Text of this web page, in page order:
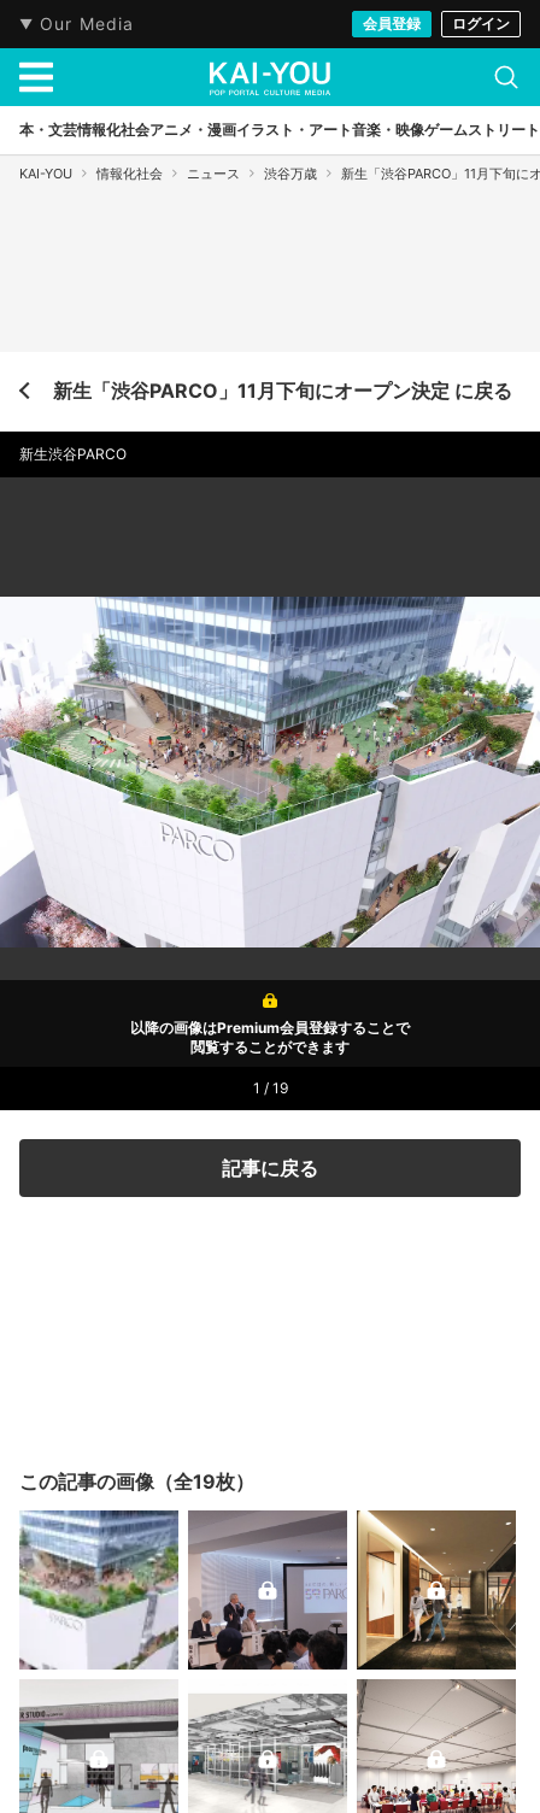
Our Media 会員登録 ログイン
本・文芸情報化社会アニメ・漫画イラスト・アート音楽・映像ゲームストリート
KAI-YOU 情報化社会 ニュース 渋谷万歳 新生「渋谷PARCO」11月下旬に
新生「渋谷PARCO」11月下旬にオープン決定 に戻る
新生渋谷PARCO
以降の画像はPremium会員登録することで
閲覧することができます
1 / 19
記事に戻る
この記事の画像（全19枚）